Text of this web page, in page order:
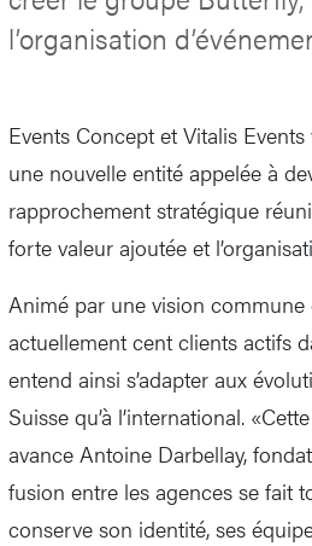
l’organisation
Events Concept et Vitalis
une nouvelle entité appelée à
rapprochement stratégique
forte valeur ajoutée et
Animé par une vision
actuellement cent clients actifs
entend ainsi s’adapter aux
Suisse qu’à l’international.
avance Antoine Darbellay,
fusion entre les agences se fait
conserve son identité, ses